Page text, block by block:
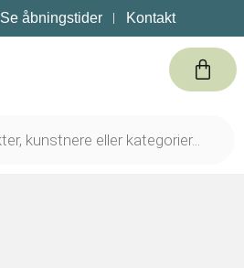
Se åbningstider Kontakt